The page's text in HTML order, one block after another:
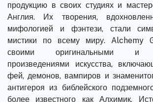
продукцию в своих студиях и
Англия. Их творения,
мифологией и фэнтези, стали
мистики по всему миру. Alchemy
своими оригинальными и
произведениями искусства,
фей, демонов, вампиров и
антигероя из библейского
более известного как Алхимик.